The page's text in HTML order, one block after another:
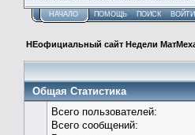
НАЧАЛО ПОМОЩЬ ПОИСК ВОЙТИ
НЕофициальный сайт Недели
Общая Статистика
Всего пользователей:
Всего сообщений: